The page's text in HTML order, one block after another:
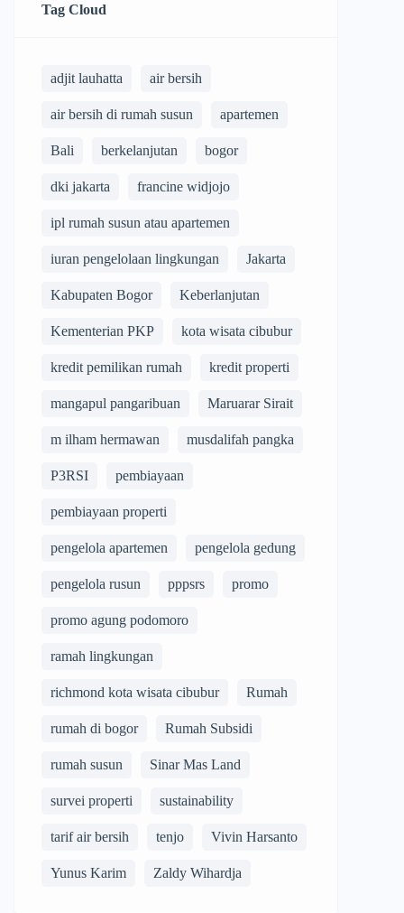
Tag Cloud
adjit lauhatta air bersih
air bersih di rumah susun apartemen
Bali berkelanjutan bogor
dki jakarta francine widjojo
ipl rumah susun atau apartemen
iuran pengelolaan lingkungan Jakarta
Kabupaten Bogor Keberlanjutan
Kementerian PKP kota wisata cibubur
kredit pemilikan rumah kredit properti
mangapul pangaribuan Maruarar Sirait
m ilham hermawan musdalifah pangka
P3RSI pembiayaan
pembiayaan properti
pengelola apartemen pengelola gedung
pengelola rusun pppsrs promo
promo agung podomoro
ramah lingkungan
richmond kota wisata cibubur Rumah
rumah di bogor Rumah Subsidi
rumah susun Sinar Mas Land
survei properti sustainability
tarif air bersih tenjo Vivin Harsanto
Yunus Karim Zaldy Wihardja